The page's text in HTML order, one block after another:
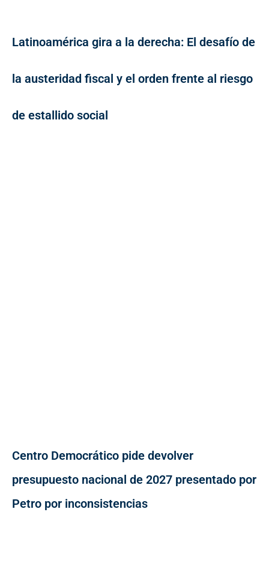
Latinoamérica gira a la derecha: El desafío de
la austeridad fiscal y el orden frente al riesgo
de estallido social
Centro Democrático pide devolver
presupuesto nacional de 2027 presentado por
Petro por inconsistencias